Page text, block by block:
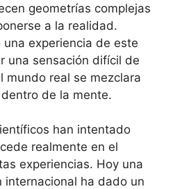
geometrías complejas
a la realidad.
experiencia de este
una sensación difícil de
mundo real se mezclara
de la mente.
han intentado
realmente en el
experiencias. Hoy una
internacional ha dado un